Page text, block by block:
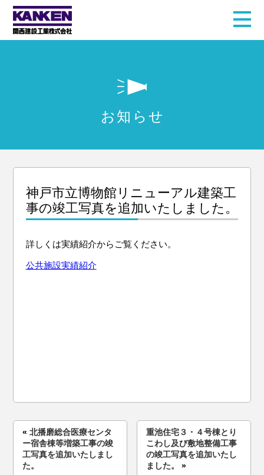
お知らせ
神戸市立博物館リニューアル建築工
事の竣工写真を追加いたしました。
詳しくは実績紹介からご覧ください。
公共施設実績紹介
«北播磨総合医療センタ
ー宿舎棟等増築工事の竣
工写真を追加いたしまし
た。
重池住宅３・４号棟とり
こわし及び敷地整備工事
の竣工写真を追加いたし
ました。
»